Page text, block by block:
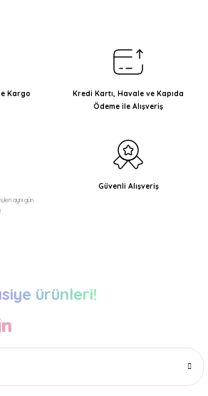
bozuk veya görüntülenemiyor.
bilgiler bulunuyor.
bulunuyor.
alternatifler olmalı.
Kargo
Kredi Kartı, Havale ve Kapıda
Ödeme ile Alışveriş
aynı gün
Güvenli Alışveriş
ürünleri!